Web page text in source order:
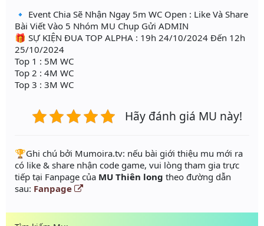
🔹 Event Chia Sẽ Nhận Ngay 5m WC Open : Like Và Share
Bài Viết Vào 5 Nhóm MU Chụp Gửi ADMIN
🎁 SỰ KIỆN ĐUA TOP ALPHA : 19h 24/10/2024 Đến 12h
25/10/2024
Top 1 : 5M WC
Top 2 : 4M WC
Top 3 : 3M WC
Hãy đánh giá MU này!
️🏆Ghi chú bởi Mumoira.tv: nếu bài giới thiệu mu mới ra
có like & share nhận code game, vui lòng tham gia trực
tiếp tại Fanpage của MU Thiên long theo đường dẫn
sau: Fanpage